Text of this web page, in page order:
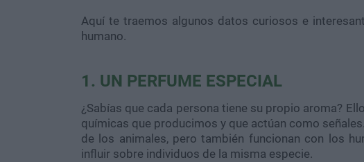
Aquí te traemos algunos datos curiosos e
humano.
1. UN PERFUME ESPECIAL
¿Sabías que cada persona tiene su propio aroma?
químicas que producimos y que actúan como
de los animales, pero también funcionan con los
influir sobre individuos de la misma especie.